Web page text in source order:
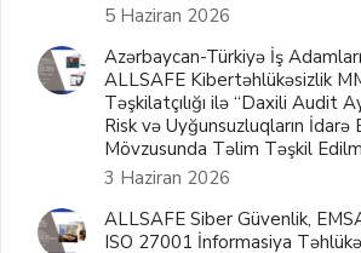
5 Haziran 2026
Azərbaycan-Türkiyə İş
ALLSAFE Kibertəhlükəsizlik
Təşkilatçılığı ilə “Daxili Audit
Risk və Uyğunsuzluqların İdarə
Mövzusunda Təlim Təşkil
3 Haziran 2026
ALLSAFE Siber Güvenlik,
ISO 27001 İnformasiya